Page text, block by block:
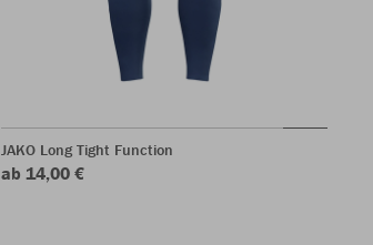
JAKO Long Tight Function
ab 14,00 €